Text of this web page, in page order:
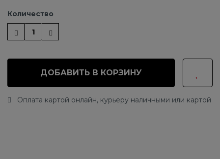
Количество
ДОБАВИТЬ В КОРЗИНУ
Оплата картой онлайн, курьеру наличными или картой